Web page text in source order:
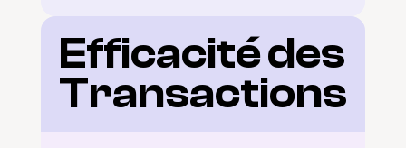
Efficacité des
Transactions